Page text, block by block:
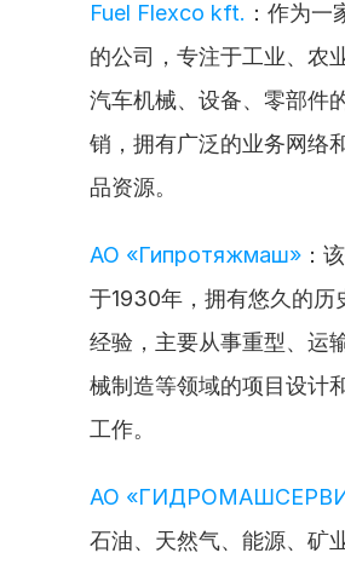
Fuel Flexco kft. ：作为一
的公司，专注于工业、农
汽车机械、设备、零部件
销，拥有广泛的业务网络
品资源。
АО «Гипротяжмаш» ：
于1930年，拥有悠久的历
经验，主要从事重型、运
械制造等领域的项目设计
工作。
АО
石油、天然气、能源、矿